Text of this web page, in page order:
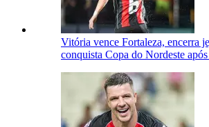
Vitória vence Fortaleza, encerra
conquista Copa do Nordeste